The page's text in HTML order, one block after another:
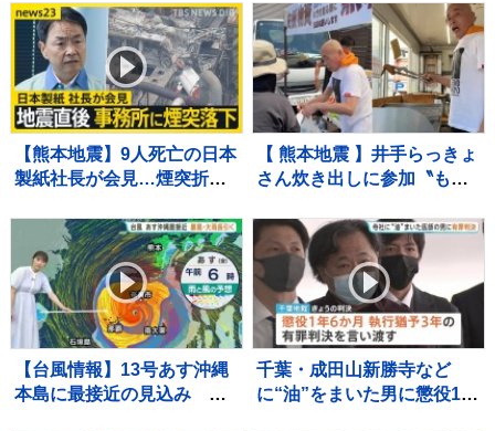
繰り返した偽計業務妨害の
疑いで女（32）逮捕「日々
の生活でストレスたま
り」 警視庁
大女優 寿美花代だった母で
した」
【熊本地震】9人死亡の日本
製紙社長が会見…煙突折れ
受け止め」 八代市などで
続く断水解消のカギは“配水
管”【news23】
【 熊本地震 】井手らっきょ
さん炊き出しに参加〝もら
が精一杯〟自身の店も被害
に
【台風情報】13号あす沖縄
本島に最接近の見込み ス
千葉・成田山新勝寺など
に“油”をまいた男に懲役1年